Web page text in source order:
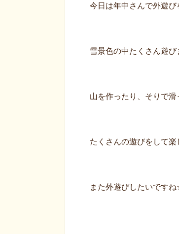
今日は年中さんで外遊び
雪景色の中たくさん遊び
山を作ったり、そりで滑
たくさんの遊びをして楽
また外遊びしたいです